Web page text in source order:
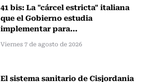
41 bis: La "cárcel estricta" italiana
que el Gobierno estudia
implementar para...
Viernes 7 de agosto de 2026
El sistema sanitario de Cisjordania